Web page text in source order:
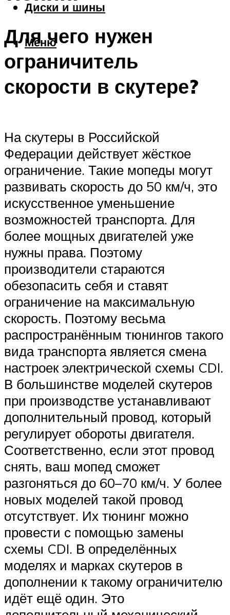
Диски и шины
Меню
Для чего нужен
ограничитель
скорости в скутере?
На скутеры в Российской
Федерации действует жёсткое
ограничение. Такие мопеды могут
развивать скорость до 50 км/ч, это
искусственное уменьшение
возможностей транспорта. Для
более мощных двигателей уже
нужны права. Поэтому
производители стараются
обезопасить себя и ставят
ограничение на максимальную
скорость. Поэтому весьма
распространённым тюнингов такого
вида транспорта является смена
настроек электрической схемы CDI.
В большинстве моделей скутеров
при производстве устанавливают
дополнительный провод, который
регулирует обороты двигателя.
Соответственно, если этот провод
снять, ваш мопед сможет
разгоняться до 60–70 км/ч. У более
новых моделей такой провод
отсутствует. Их тюнинг можно
провести с помощью замены
схемы CDI. В определённых
моделях и марках скутеров в
дополнении к такому ограничителю
идёт ещё один. Это